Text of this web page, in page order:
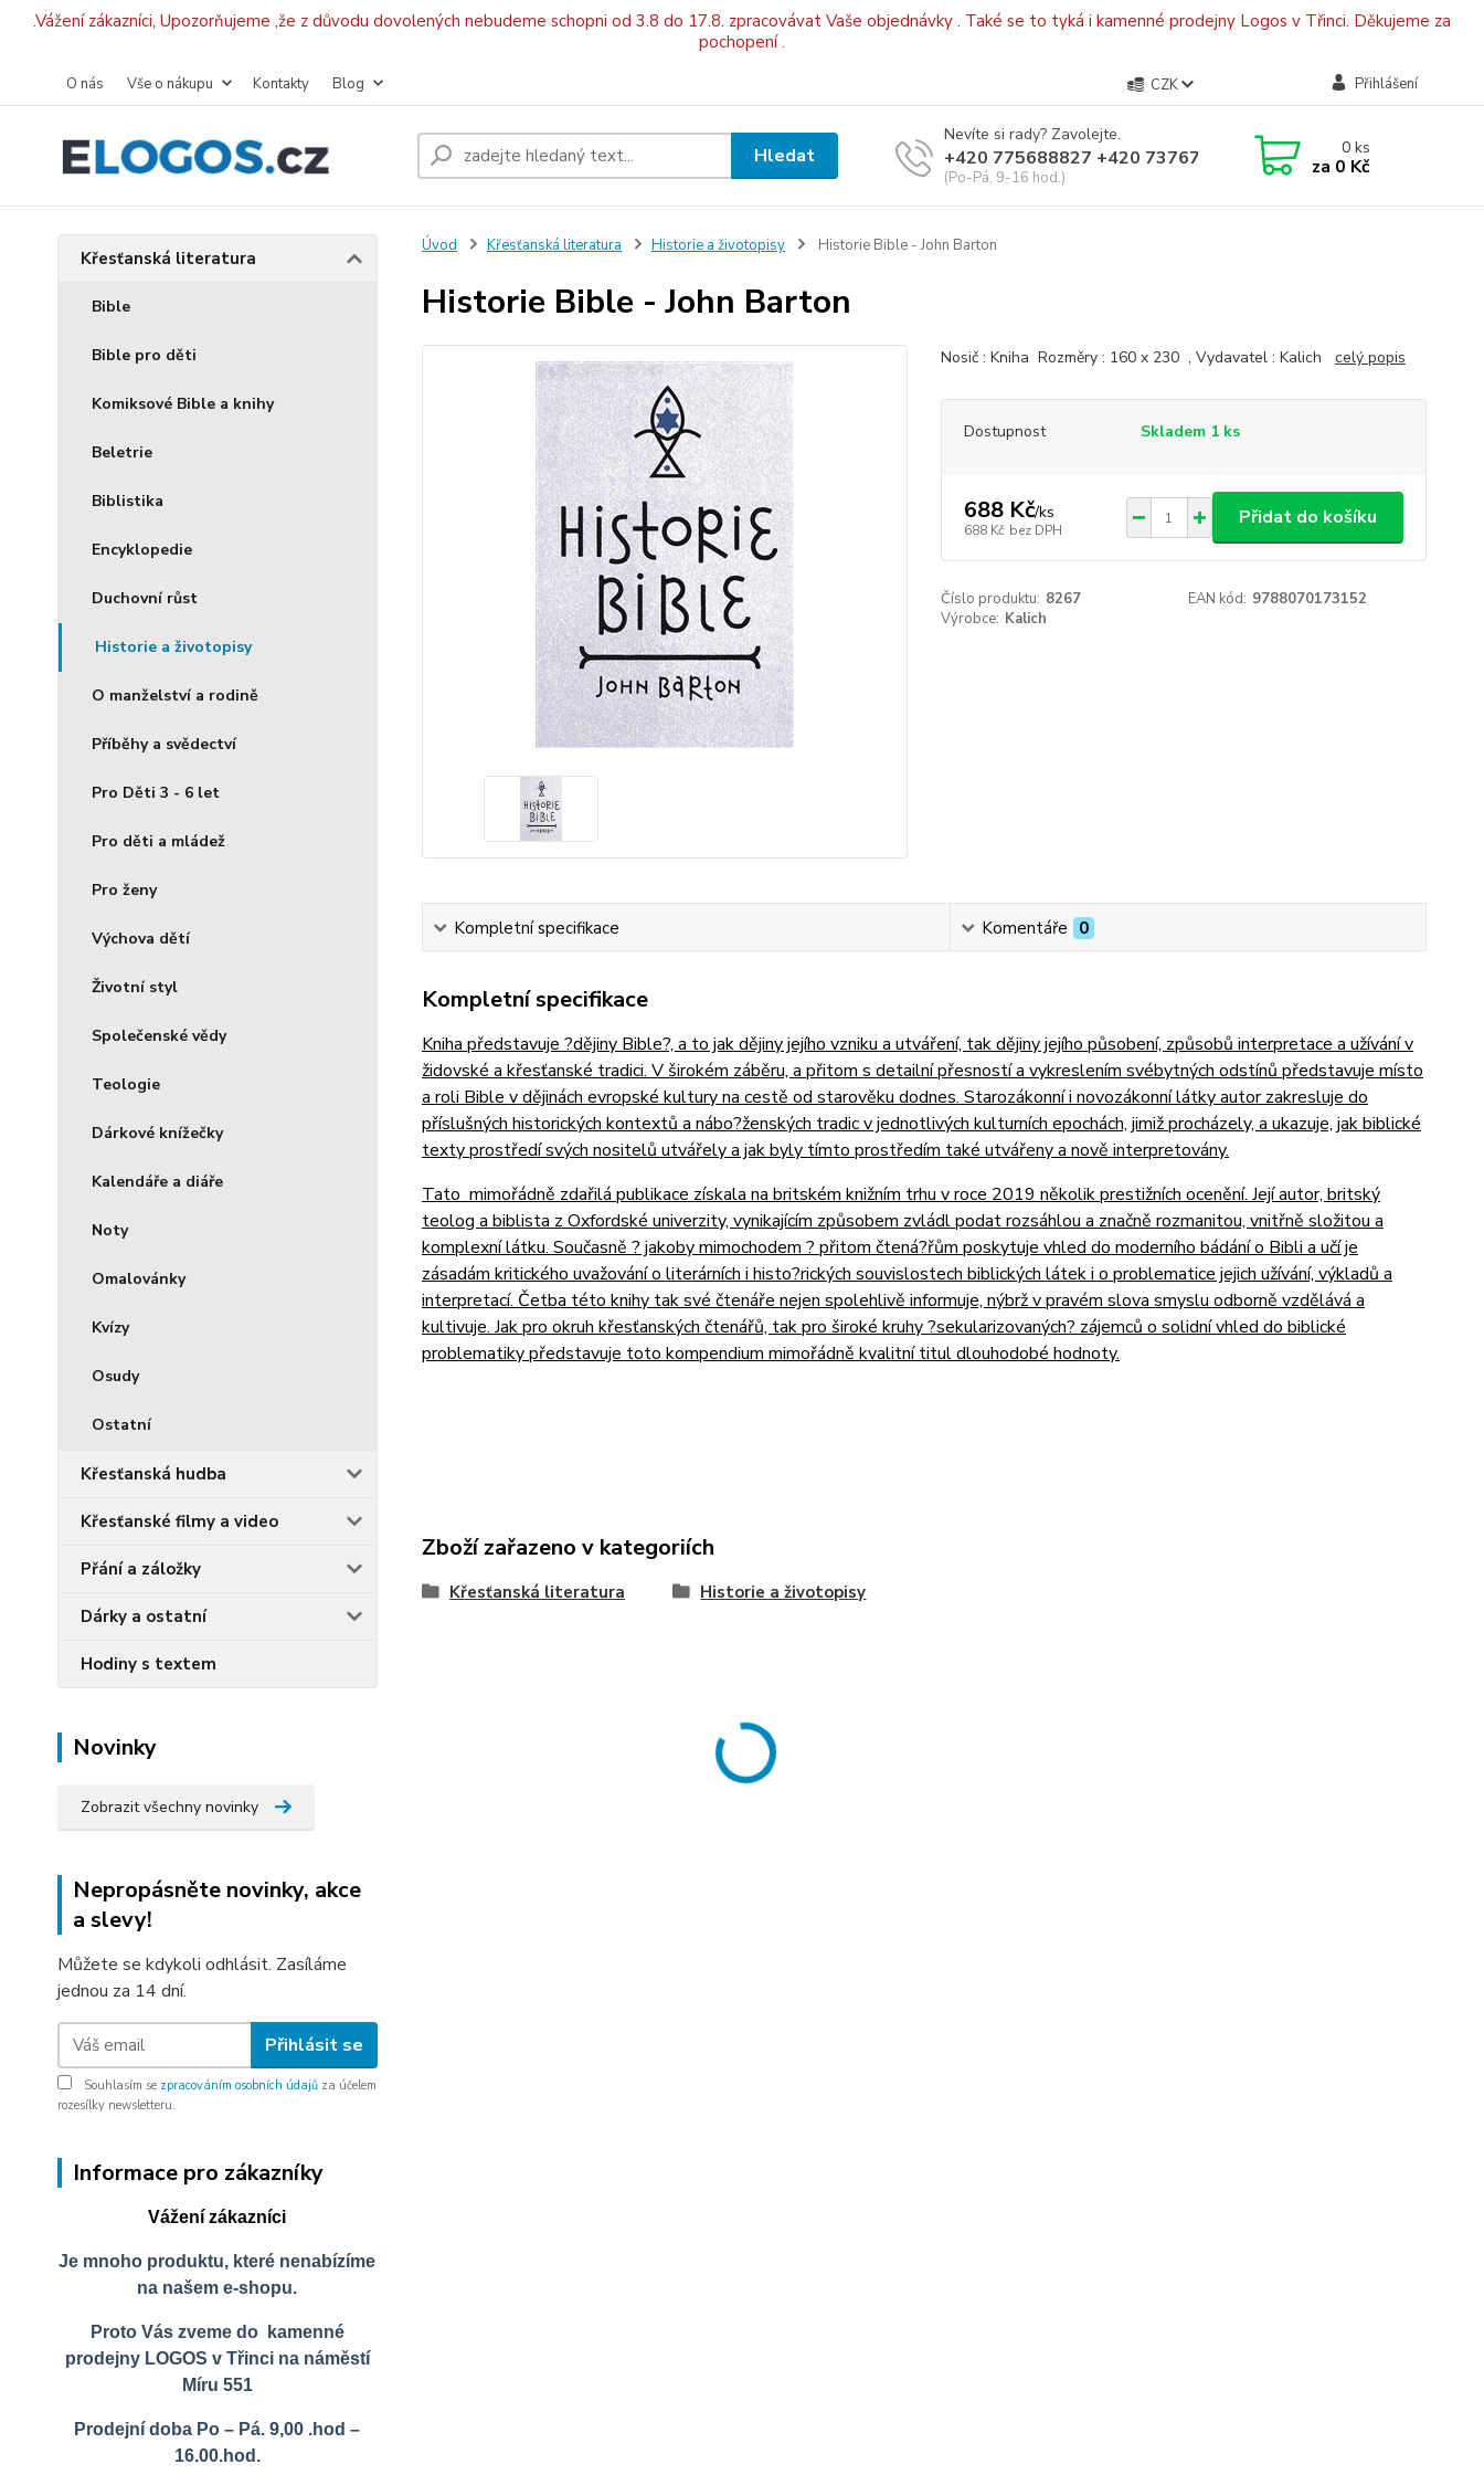
.Vážení zákazníci, Upozorňujeme ,že z důvodu dovolených nebudeme schopni od 3.8 do 17.8. zpracovávat Vaše objednávky . Také se to tyká i kamenné prodejny Logos v Třinci. Děkujeme za
pochopení .
O nás Vše o nákupu Kontakty Blog CZK Přihlášení
Hledat
Nevíte si rady? Zavolejte.
+420 775688827 +420 737670415
(Po-Pá, 9-16 hod.)
0ks
za 0 Kč
Křesťanská literatura
Bible
Bible pro děti
Komiksové Bible a knihy
Beletrie
Biblistika
Encyklopedie
Duchovní růst
Historie a životopisy
O manželství a rodině
Příběhy a svědectví
Pro Děti 3 - 6 let
Pro děti a mládež
Pro ženy
Výchova dětí
Životní styl
Společenské vědy
Teologie
Dárkové knížečky
Kalendáře a diáře
Noty
Omalovánky
Kvízy
Osudy
Ostatní
Křesťanská hudba
Křesťanské filmy a video
Přání a záložky
Dárky a ostatní
Hodiny s textem
Novinky
Zobrazit všechny novinky
Nepropásněte novinky, akce
a slevy!
Můžete se kdykoli odhlásit. Zasíláme
jednou za 14 dní.
Přihlásit se
Souhlasím se zpracováním osobních údajů za účelem
rozesílky newsletteru.
Informace pro zákazníky
Vážení zákazníci
Je mnoho produktu, které nenabízíme
na našem e-shopu.
Proto Vás zveme do kamenné
prodejny LOGOS v Třinci na náměstí
Míru 551
Prodejní doba Po – Pá. 9,00 .hod –
16.00.hod.
Úvod Křesťanská literatura Historie a životopisy Historie Bible - John Barton
Historie Bible - John Barton
Nosič : Kniha Rozměry : 160 x 230 , Vydavatel : Kalich celý popis
Dostupnost Skladem 1 ks
688 Kč/ks
688 Kč bez DPH
Přidat do košíku
Číslo produktu: 8267 EAN kód: 9788070173152
Výrobce: Kalich
Kompletní specifikace Komentáře 0
Kompletní specifikace
Kniha představuje ?dějiny Bible?, a to jak dějiny jejího vzniku a utváření, tak dějiny jejího působení, způsobů interpretace a užívání v
židovské a křesťanské tradici. V širokém záběru, a přitom s detailní přesností a vykreslením svébytných odstínů představuje místo
a roli Bible v dějinách evropské kultury na cestě od starověku dodnes. Starozákonní i novozákonní látky autor zakresluje do
příslušných historických kontextů a nábo?ženských tradic v jednotlivých kulturních epochách, jimiž procházely, a ukazuje, jak biblické
texty prostředí svých nositelů utvářely a jak byly tímto prostředím také utvářeny a nově interpretovány.
Tato mimořádně zdařilá publikace získala na britském knižním trhu v roce 2019 několik prestižních ocenění. Její autor, britský
teolog a biblista z Oxfordské univerzity, vynikajícím způsobem zvládl podat rozsáhlou a značně rozmanitou, vnitřně složitou a
komplexní látku. Současně ? jakoby mimochodem ? přitom čtená?řům poskytuje vhled do moderního bádání o Bibli a učí je
zásadám kritického uvažování o literárních i histo?rických souvislostech biblických látek i o problematice jejich užívání, výkladů a
interpretací. Četba této knihy tak své čtenáře nejen spolehlivě informuje, nýbrž v pravém slova smyslu odborně vzdělává a
kultivuje. Jak pro okruh křesťanských čtenářů, tak pro široké kruhy ?sekularizovaných? zájemců o solidní vhled do biblické
problematiky představuje toto kompendium mimořádně kvalitní titul dlouhodobé hodnoty.
Zboží zařazeno v kategoriích
Křesťanská literatura Historie a životopisy